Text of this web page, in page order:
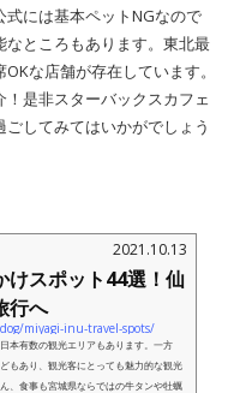
には基本ペットNGなので
ところもあります。東北最
な店舗が存在しています。
是非スターバックスカフェ
してみてはいかがでしょう
2021.10.13
けスポット44選！仙
行へ
miyagi-inu-travel-spots/
本有数の観光エリアもあります。一方
もあり、観光客にとっても魅力的な観光
、食事も宮城県ならではの牛タンや牡蠣